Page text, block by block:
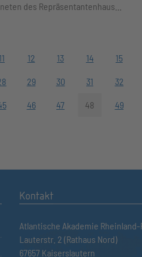
des Repräsentantenhaus…
12 13 14 15
29 30 31 32
46 47 48 49
Kontakt
Atlantische Akademie Rheinland-
Lauterstr. 2 (Rathaus Nord)
67657 Kaiserslautern